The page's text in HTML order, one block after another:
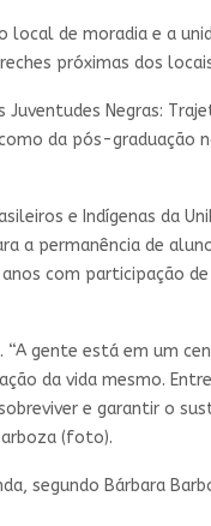
de moradia e a
próximas dos
Negras:
da pós-graduação
e Indígenas da
permanência de
com participação
gente está em um
da vida mesmo.
e garantir o
(foto).
segundo Bárbara